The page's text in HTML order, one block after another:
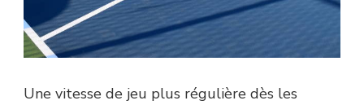
Une vitesse de jeu plus régulière dès les